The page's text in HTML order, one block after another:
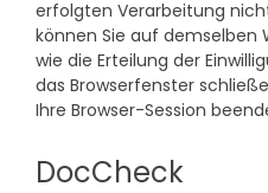
erfolgten Verarbeitung
können Sie auf demselben
wie die Erteilung der
das Browserfenster
Ihre Browser-Session
DocCheck